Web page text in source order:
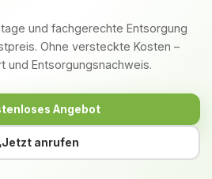
und fachgerechte Entsorgung
Ohne versteckte Kosten –
und Entsorgungsnachweis.
Angebot
Jetzt anrufen